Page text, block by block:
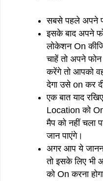
सबसे पहले अपने
इसके बाद अपने
लोकेशन On
चाहें तो अपने
करेंगे तो आपको
देगा उसे on कर
एक बात याद
Location को
मैप को नहीं चला
जान पाएंगे।
अगर आप ये
तो इसके लिए भी
को On करना